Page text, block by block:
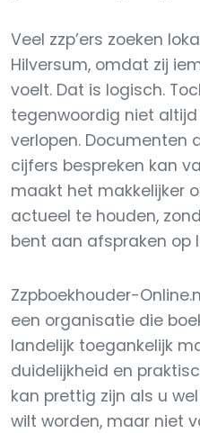
Veel zzp’ers zoeken
Hilversum, omdat zij
voelt. Dat is logisch.
tegenwoordig niet
verlopen. Documenten
cijfers bespreken kan
maakt het makkelijker
actueel te houden,
bent aan afspraken op
Zzpboekhouder-
een organisatie die
landelijk toegankelijk
duidelijkheid en
kan prettig zijn als u
wilt worden, maar niet